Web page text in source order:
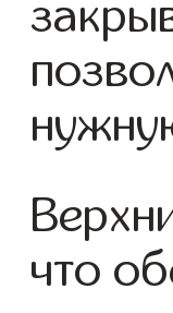
что